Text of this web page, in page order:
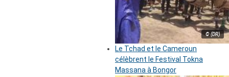
© (DR)
Le Tchad et le Cameroun
célèbrent le Festival Tokna
Massana à Bongor